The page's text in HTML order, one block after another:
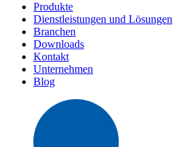
Produkte
Dienstleistungen und Lösungen
Branchen
Downloads
Kontakt
Unternehmen
Blog